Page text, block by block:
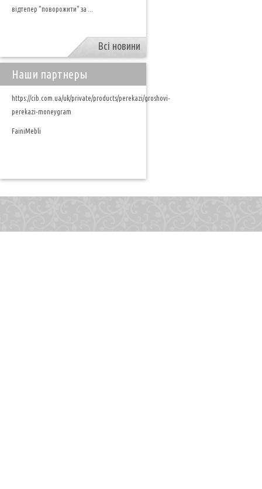
відтепер "поворожити" за ...
Всі новини
Наши партнеры
https://cib.com.ua/uk/private/products/perekazi/groshovi-
perekazi-moneygram
FainiMebli